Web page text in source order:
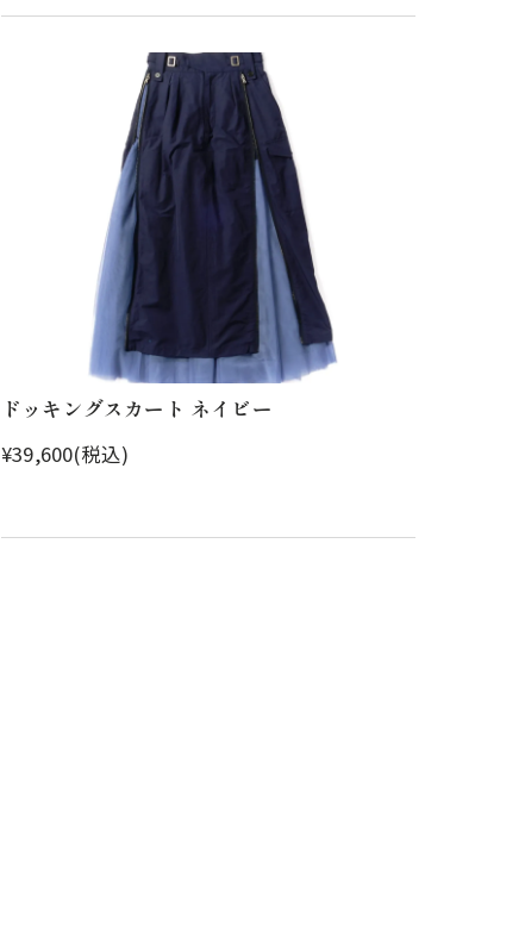
ドッキングスカート ネイビー
¥39,600(税込)